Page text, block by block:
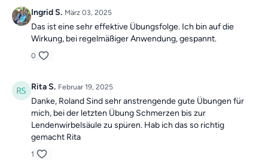
Ingrid S. März 03, 2025
Das ist eine sehr effektive Übungsfolge. Ich bin auf die
Wirkung, bei regelmäßiger Anwendung, gespannt.
0
Rita S. Februar 19, 2025
Danke, Roland Sind sehr anstrengende gute Übungen für
mich, bei der letzten Übung Schmerzen bis zur
Lendenwirbelsäule zu spüren. Hab ich das so richtig
gemacht Rita
1